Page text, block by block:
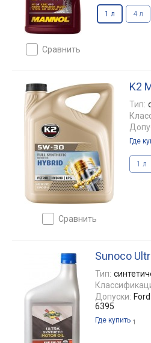
сравнить
1 л 4 л
сравнить
K2
Тип:
Где
1 л
Sunoco
Тип:
Допуски:
6395
Где купить 1